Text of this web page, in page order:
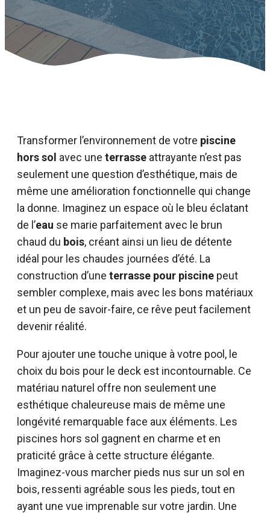
Transformer l’environnement de votre piscine
hors sol avec une terrasse attrayante n’est pas
seulement une question d’esthétique, mais de
même une amélioration fonctionnelle qui change
la donne. Imaginez un espace où le bleu éclatant
de l’eau se marie parfaitement avec le brun
chaud du bois, créant ainsi un lieu de détente
idéal pour les chaudes journées d’été. La
construction d’une terrasse pour piscine peut
sembler complexe, mais avec les bons matériaux
et un peu de savoir-faire, ce rêve peut facilement
devenir réalité.
Pour ajouter une touche unique à votre pool, le
choix du bois pour le deck est incontournable. Ce
matériau naturel offre non seulement une
esthétique chaleureuse mais de même une
longévité remarquable face aux éléments. Les
piscines hors sol gagnent en charme et en
praticité grâce à cette structure élégante.
Imaginez-vous marcher pieds nus sur un sol en
bois, ressenti agréable sous les pieds, tout en
ayant une vue imprenable sur votre jardin. Une